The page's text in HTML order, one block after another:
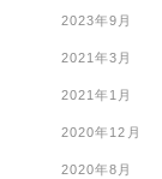
2023年9月
2021年3月
2021年1月
2020年12月
2020年8月